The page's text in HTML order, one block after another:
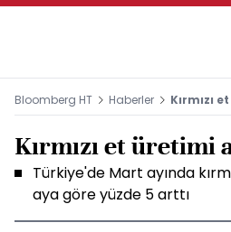
Bloomberg HT Haberler Kırmızı
Kırmızı et üretimi
Türkiye'de Mart ayında
aya göre yüzde 5 arttı